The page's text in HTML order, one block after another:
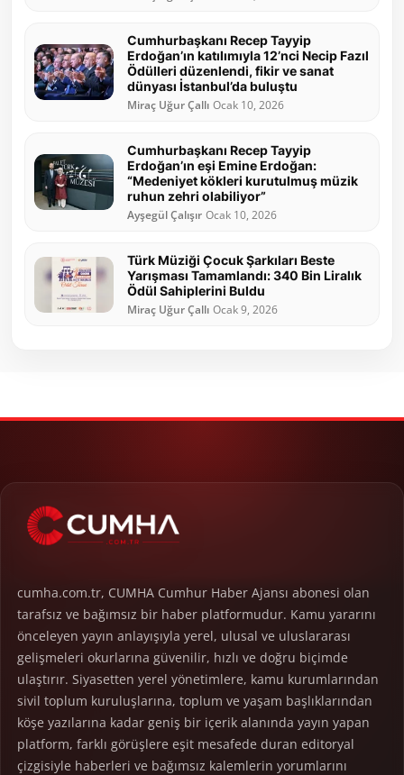
Cumhurbaşkanı Recep Tayyip
Erdoğan’ın katılımıyla 12’nci Necip Fazıl
Ödülleri düzenlendi, fikir ve sanat
dünyası İstanbul’da buluştu
Miraç Uğur Çallı Ocak 10, 2026
Cumhurbaşkanı Recep Tayyip
Erdoğan’ın eşi Emine Erdoğan:
“Medeniyet kökleri kurutulmuş müzik
ruhun zehri olabiliyor”
Ayşegül Çalışır Ocak 10, 2026
Türk Müziği Çocuk Şarkıları Beste
Yarışması Tamamlandı: 340 Bin Liralık
Ödül Sahiplerini Buldu
Miraç Uğur Çallı Ocak 9, 2026
cumha.com.tr, CUMHA Cumhur Haber Ajansı abonesi olan
tarafsız ve bağımsız bir haber platformudur. Kamu yararını
önceleyen yayın anlayışıyla yerel, ulusal ve uluslararası
gelişmeleri okurlarına güvenilir, hızlı ve doğru biçimde
ulaştırır. Siyasetten yerel yönetimlere, kamu kurumlarından
sivil toplum kuruluşlarına, toplum ve yaşam başlıklarından
köşe yazılarına kadar geniş bir içerik alanında yayın yapan
platform, farklı görüşlere eşit mesafede duran editoryal
çizgisiyle haberleri ve bağımsız kalemlerin yorumlarını